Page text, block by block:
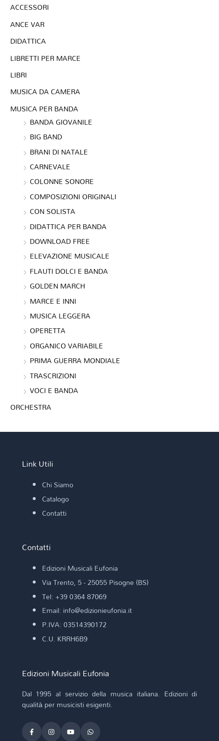
ACCESSORI
ANCE VAR
DIDATTICA
LIBRETTI PER MARCE
LIBRI
MUSICA DA CAMERA
MUSICA PER BANDA
BANDA GIOVANILE
BIG BAND
BRANI DI NATALE
CARNEVALE
COLONNE SONORE
COMPOSIZIONI ORIGINALI
CON SOLISTA
DIDATTICA PER BANDA
DOWNLOAD FREE
ELEVAZIONE MUSICALE
FLAUTI DOLCI E BANDA
GOLDEN MARCH
MARCE E INNI
MUSICA LEGGERA
OPERETTA
ORGANICO VARIABILE
PRIMA GUERRA MONDIALE
TRASCRIZIONI
VOCI E BANDA
ORCHESTRA
Link Utili
Chi Siamo
Catalogo
Contatti
Contatti
Edizioni Musicali Eufonia
Via Trento, 5 - 25055 Pisogne (BS)
Tel: +39 0364 87069
Email: info@edizionieufonia.it
P.IVA: 03514390172
C.U. KRRH6B9
Edizioni Musicali Eufonia
Dal 1995 al servizio della musica italiana. Edizioni di
qualità per musicisti esigenti.